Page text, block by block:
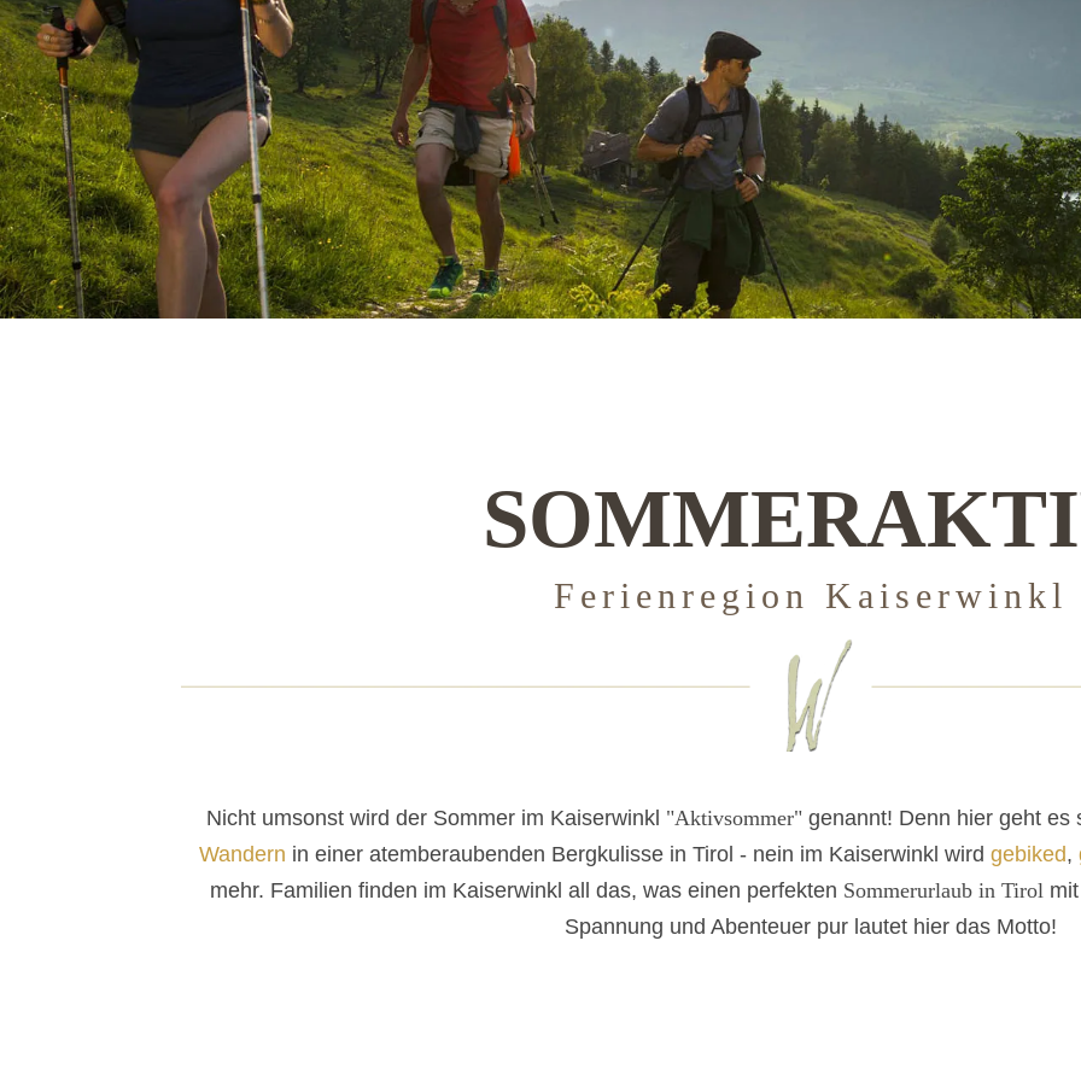
Ferienregion Kaiserwinkl
Nicht umsonst wird der Sommer im Kaiserwinkl "Aktivsommer"genannt! Denn hier geht es
Wandern in einer atemberaubenden Bergkulisse in Tirol - nein im Kaiserwinkl wird gebiked,
mehr. Familien finden im Kaiserwinkl all das, was einen perfekten Sommerurlaub in Tirolmit
Spannung und Abenteuer pur lautet hier das Motto!